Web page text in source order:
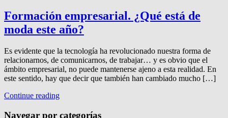
Formación empresarial. ¿Qué está de
moda este año?
Es evidente que la tecnología ha revolucionado nuestra forma de
relacionarnos, de comunicarnos, de trabajar… y es obvio que el
ámbito empresarial, no puede mantenerse ajeno a esta realidad. En
este sentido, hay que decir que también han cambiado mucho […]
Continue reading
Navegar por categorías